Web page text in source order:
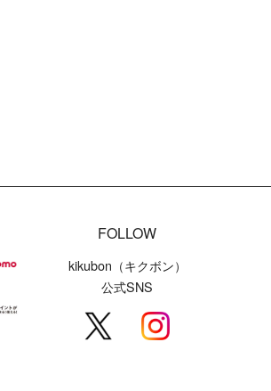
FOLLOW
kikubon（キクボン）
公式SNS